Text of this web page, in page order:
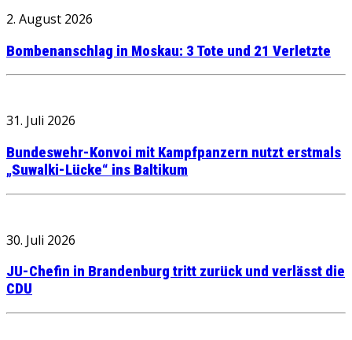
2. August 2026
Bombenanschlag in Moskau: 3 Tote und 21 Verletzte
31. Juli 2026
Bundeswehr-Konvoi mit Kampfpanzern nutzt erstmals
„Suwalki-Lücke“ ins Baltikum
30. Juli 2026
JU-Chefin in Brandenburg tritt zurück und verlässt die
CDU